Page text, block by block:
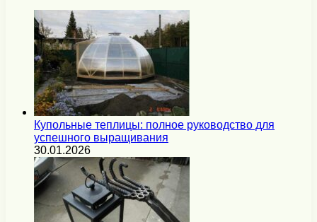
Купольные теплицы: полное руководство для
успешного выращивания
30.01.2026